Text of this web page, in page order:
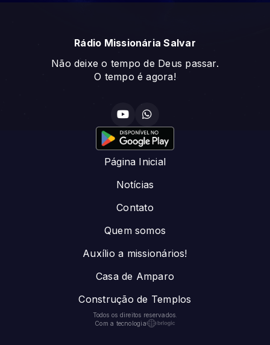
Rádio Missionária Salvar
Não deixe o tempo de Deus passar.
O tempo é agora!
Página Inicial
Notícias
Contato
Quem somos
Auxílio a missionários!
Casa de Amparo
Construção de Templos
Todos os direitos reservados.
Com a tecnologia